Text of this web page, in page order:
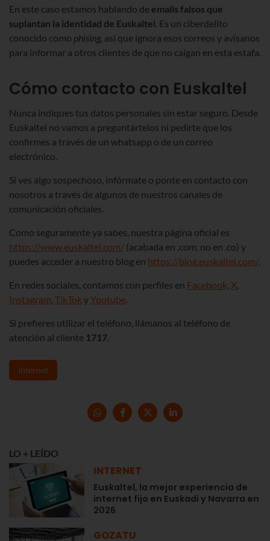
En este caso estamos hablando de emails falsos que
suplantan la identidad de Euskaltel. Es un ciberdelito
conocido como phising, así que ignora esos correos y avísanos
para informar a otros clientes de que no caigan en esta estafa.
Cómo contacto con Euskaltel
Nunca indiques tus datos personales sin estar seguro. Desde
Euskaltel no vamos a preguntártelos ni pedirte que los
confirmes a través de un whatsapp o de un correo
electrónico.
Si ves algo sospechoso, infórmate o ponte en contacto con
nosotros a través de algunos de nuestros canales de
comunicación oficiales.
Como seguramente ya sabes, nuestra página oficial es
https://www.euskaltel.com/ (acabada en .com, no en .co) y
puedes acceder a nuestro blog en https://blog.euskaltel.com/.
En redes sociales, contamos con perfiles en Facebook, X,
Instagram, TikTok yYoutube.
Si prefieres utilizar el teléfono, llámanos al teléfono de
atención al cliente 1717.
Internet
LO + LEÍDO
INTERNET
Euskaltel, la mejor experiencia de
internet fijo en Euskadi y Navarra en
2026
GOZATU